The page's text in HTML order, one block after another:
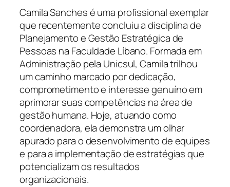
Camila Sanches é uma profissional exemplar
que recentemente concluiu a disciplina de
Planejamento e Gestão Estratégica de
Pessoas na Faculdade Líbano. Formada em
Administração pela Unicsul, Camila trilhou
um caminho marcado por dedicação,
comprometimento e interesse genuíno em
aprimorar suas competências na área de
gestão humana. Hoje, atuando como
coordenadora, ela demonstra um olhar
apurado para o desenvolvimento de equipes
e para a implementação de estratégias que
potencializam os resultados
organizacionais.